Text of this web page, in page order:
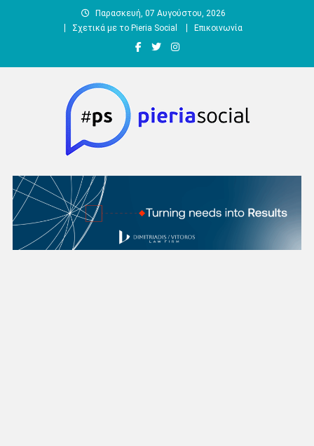
Παρασκευή, 07 Αυγούστου, 2026
Σχετικά με το Pieria Social
Επικοινωνία
Pieria Social